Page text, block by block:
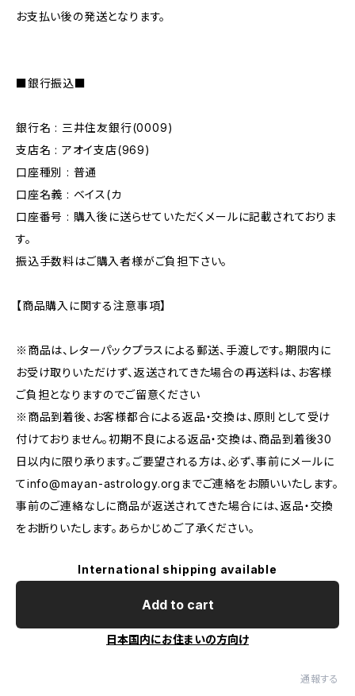
お支払い後の発送となります。
■銀行振込■
銀行名 : 三井住友銀行(0009)
支店名 : アオイ支店(969)
口座種別 : 普通
口座名義 : ベイス(カ
口座番号 : 購入後に送らせていただくメールに記載されておりま
す。
振込手数料はご購入者様がご負担下さい。
【商品購入に関する注意事項】
※商品は、レターパックプラスによる郵送、手渡しです。期限内に
お受け取りいただけず、返送されてきた場合の再送料は、お客様
ご負担となりますのでご留意ください
※商品到着後、お客様都合による返品・交換は、原則として受け
付けておりません。初期不良による返品・交換は、商品到着後30
日以内に限り承ります。ご要望される方は、必ず、事前にメールに
てinfo@mayan-astrology.org までご連絡をお願いいたします。
事前のご連絡なしに商品が返送されてきた場合には、返品・交換
をお断りいたします。あらかじめご了承ください。
International shipping available
Add to cart
日本国内にお住まいの方向け
通報する